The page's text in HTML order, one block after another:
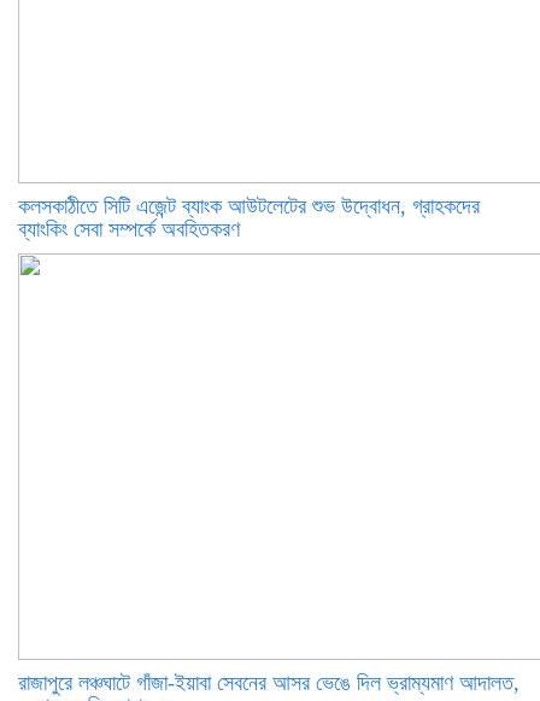
কলসকাঠীতে সিটি এজেন্ট ব্যাংক আউটলেটের শুভ উদ্বোধন, গ্রাহকদের
ব্যাংকিং সেবা সম্পর্কে অবহিতকরণ
রাজাপুরে লঞ্চঘাটে গাঁজা-ইয়াবা সেবনের আসর ভেঙে দিল ভ্রাম্যমাণ আদালত,